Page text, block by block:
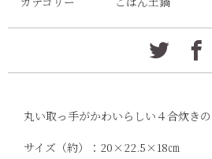
丸い取っ手がかわいらしい４合炊きの
サイズ（約）：20×22.5×18㎝